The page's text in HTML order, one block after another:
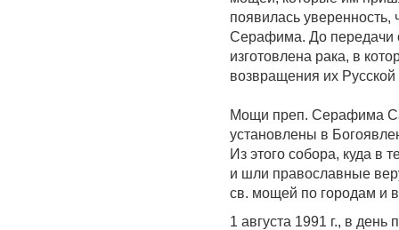
появилась уверенность,
Серафима. До передачи
изготовлена рака, в
возвращения их
Мощи преп. Серафима
установлены в
Из этого собора, куда в
и шли православные
св. мощей по городам и
1 августа 1991 г., в